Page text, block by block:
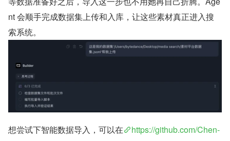
nt 会顺手完成数据集上传和入库，让这些素材真正进入搜
索系统。
想尝试下智能数据导入，可以在
https://github.com/Chen-